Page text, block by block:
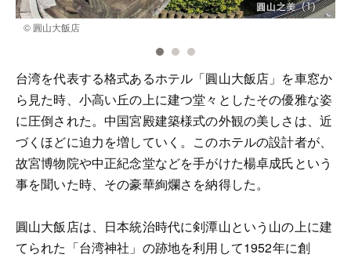
© 圓山大飯店
台湾を代表する格式あるホテル「圓山大飯店」を車窓か
ら見た時、小高い丘の上に建つ堂々としたその優雅な姿
に圧倒された。中国宮殿建築様式の外観の美しさは、近
づくほどに迫力を増していく。このホテルの設計者が、
故宮博物院や中正紀念堂などを手がけた楊卓成氏という
事を聞いた時、その豪華絢爛さを納得した。
圓山大飯店は、日本統治時代に剣潭山という山の上に建
てられた「台湾神社」の跡地を利用して1952年に創